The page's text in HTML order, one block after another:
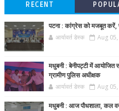
RECENT
पटना : कांग्रेस को मजबूत करें,
आर्यावर्त डेस्क Aug
मधुबनी : बेनीपट्टी में आयोजित
ग्रामीण पुलिस अधीक्षक
आर्यावर्त डेस्क Aug
मधुबनी : आज पौधशाला, कल वन'